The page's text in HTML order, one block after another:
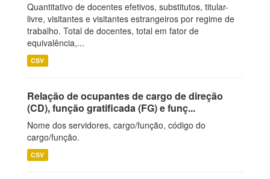
Quantitativo de docentes efetivos, substitutos, titular-
livre, visitantes e visitantes estrangeiros por regime de
trabalho. Total de docentes, total em fator de
equivalência,...
CSV
Relação de ocupantes de cargo de direção
(CD), função gratificada (FG) e funç...
Nome dos servidores, cargo/função, código do
cargo/função.
CSV